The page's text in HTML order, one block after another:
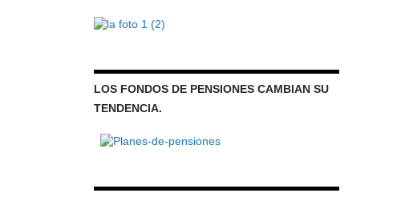
LOS FONDOS DE PENSIONES CAMBIAN SU
TENDENCIA.